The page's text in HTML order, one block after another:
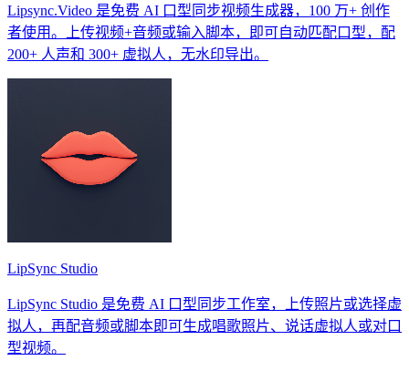
Lipsync.Video 是免费 AI 口型同步视频生成器，100 万+ 创作
者使用。上传视频+音频或输入脚本，即可自动匹配口型，配
200+ 人声和 300+ 虚拟人，无水印导出。
LipSync Studio
LipSync Studio 是免费 AI 口型同步工作室，上传照片或选择虚
拟人，再配音频或脚本即可生成唱歌照片、说话虚拟人或对口
型视频。